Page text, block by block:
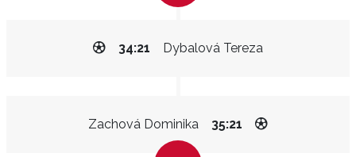
Dybalová Tereza
34:21
Zachová Dominika 35:21